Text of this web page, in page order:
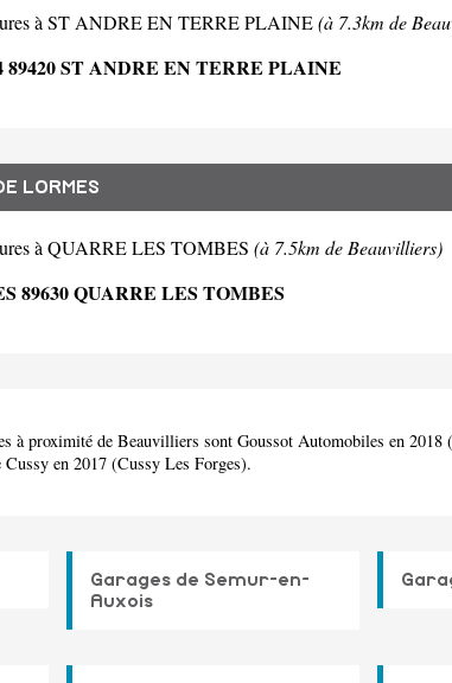
à ST ANDRE EN TERRE PLAINE(à 7.3km de
89420 ST ANDRE EN TERRE PLAINE
LORMES
à QUARRE LES TOMBES (à 7.5km de Beauvilliers)
89630 QUARRE LES TOMBES
à proximité de Beauvilliers sont Goussot Automobiles en
en 2017 (Cussy Les Forges).
Garages de Semur-en-
Auxois